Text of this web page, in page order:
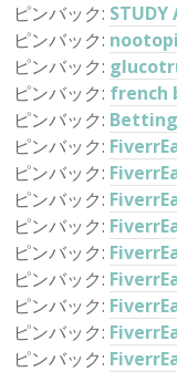
ピンバック: STUDY
ピンバック:
ピンバック:
ピンバック: french
ピンバック:
ピンバック:
ピンバック:
ピンバック:
ピンバック:
ピンバック:
ピンバック:
ピンバック:
ピンバック:
ピンバック: